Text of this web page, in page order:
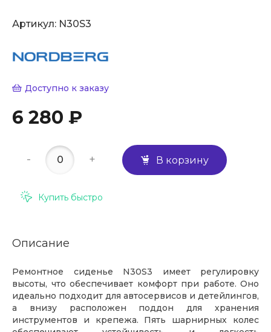
Артикул: N30S3
Доступно к заказу
6 280 ₽
- + В корзину
Купить быстро
Описание
Ремонтное сиденье N30S3 имеет регулировку
высоты, что обеспечивает комфорт при работе. Оно
идеально подходит для автосервисов и детейлингов,
а внизу расположен поддон для хранения
инструментов и крепежа. Пять шарнирных колес